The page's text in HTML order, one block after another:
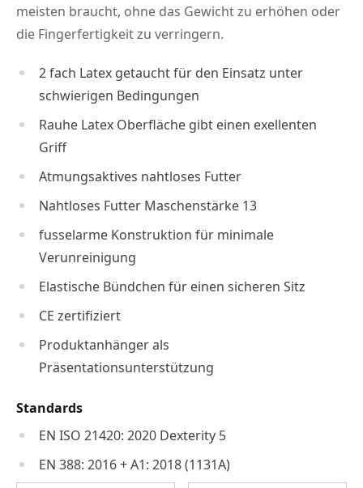
meisten braucht, ohne das Gewicht zu erhöhen oder
die Fingerfertigkeit zu verringern.
2 fach Latex getaucht für den Einsatz unter
schwierigen Bedingungen
Rauhe Latex Oberfläche gibt einen exellenten
Griff
Atmungsaktives nahtloses Futter
Nahtloses Futter Maschenstärke 13
fusselarme Konstruktion für minimale
Verunreinigung
Elastische Bündchen für einen sicheren Sitz
CE zertifiziert
Produktanhänger als
Präsentationsunterstützung
Standards
EN ISO 21420: 2020 Dexterity 5
EN 388: 2016 + A1: 2018 (1131A)